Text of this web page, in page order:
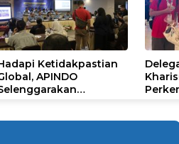
Ketidakpastian
APINDO